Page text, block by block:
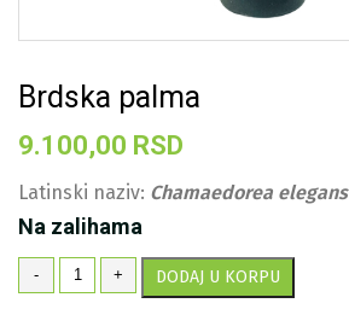
Brdska palma
9.100,00 RSD
Latinski naziv: Chamaedorea elegans
Na zalihama
-
Brdska
palma
+ DODAJ U KORPU